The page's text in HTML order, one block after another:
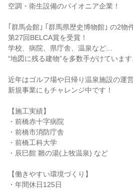
空調・衛生設備のパイオニア企業！
｢群馬会館｣ ｢群馬県歴史博物館｣ の2物
第27回BELCA賞を受賞！
学校、病院、県庁舎、温泉など…
“地図に残る建物”を多数手がけています
近年はゴルフ場や日帰り温泉施設の運
新規事業にもチャレンジ中です！
【施工実績】
・前橋赤十字病院
・前橋市消防庁舎
・前橋工科大学
・辰巳館 雛の湯(上牧温泉) など
【働きやすい環境づくり】
・年間休日125日